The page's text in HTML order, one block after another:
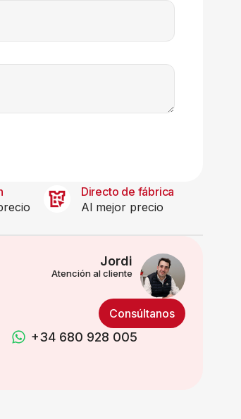
Directo de fábrica
Al mejor precio
Jordi
Atención al cliente
Consúltanos
+34 680 928 005